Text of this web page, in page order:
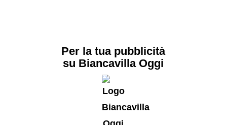
Per la tua pubblicità
su Biancavilla Oggi